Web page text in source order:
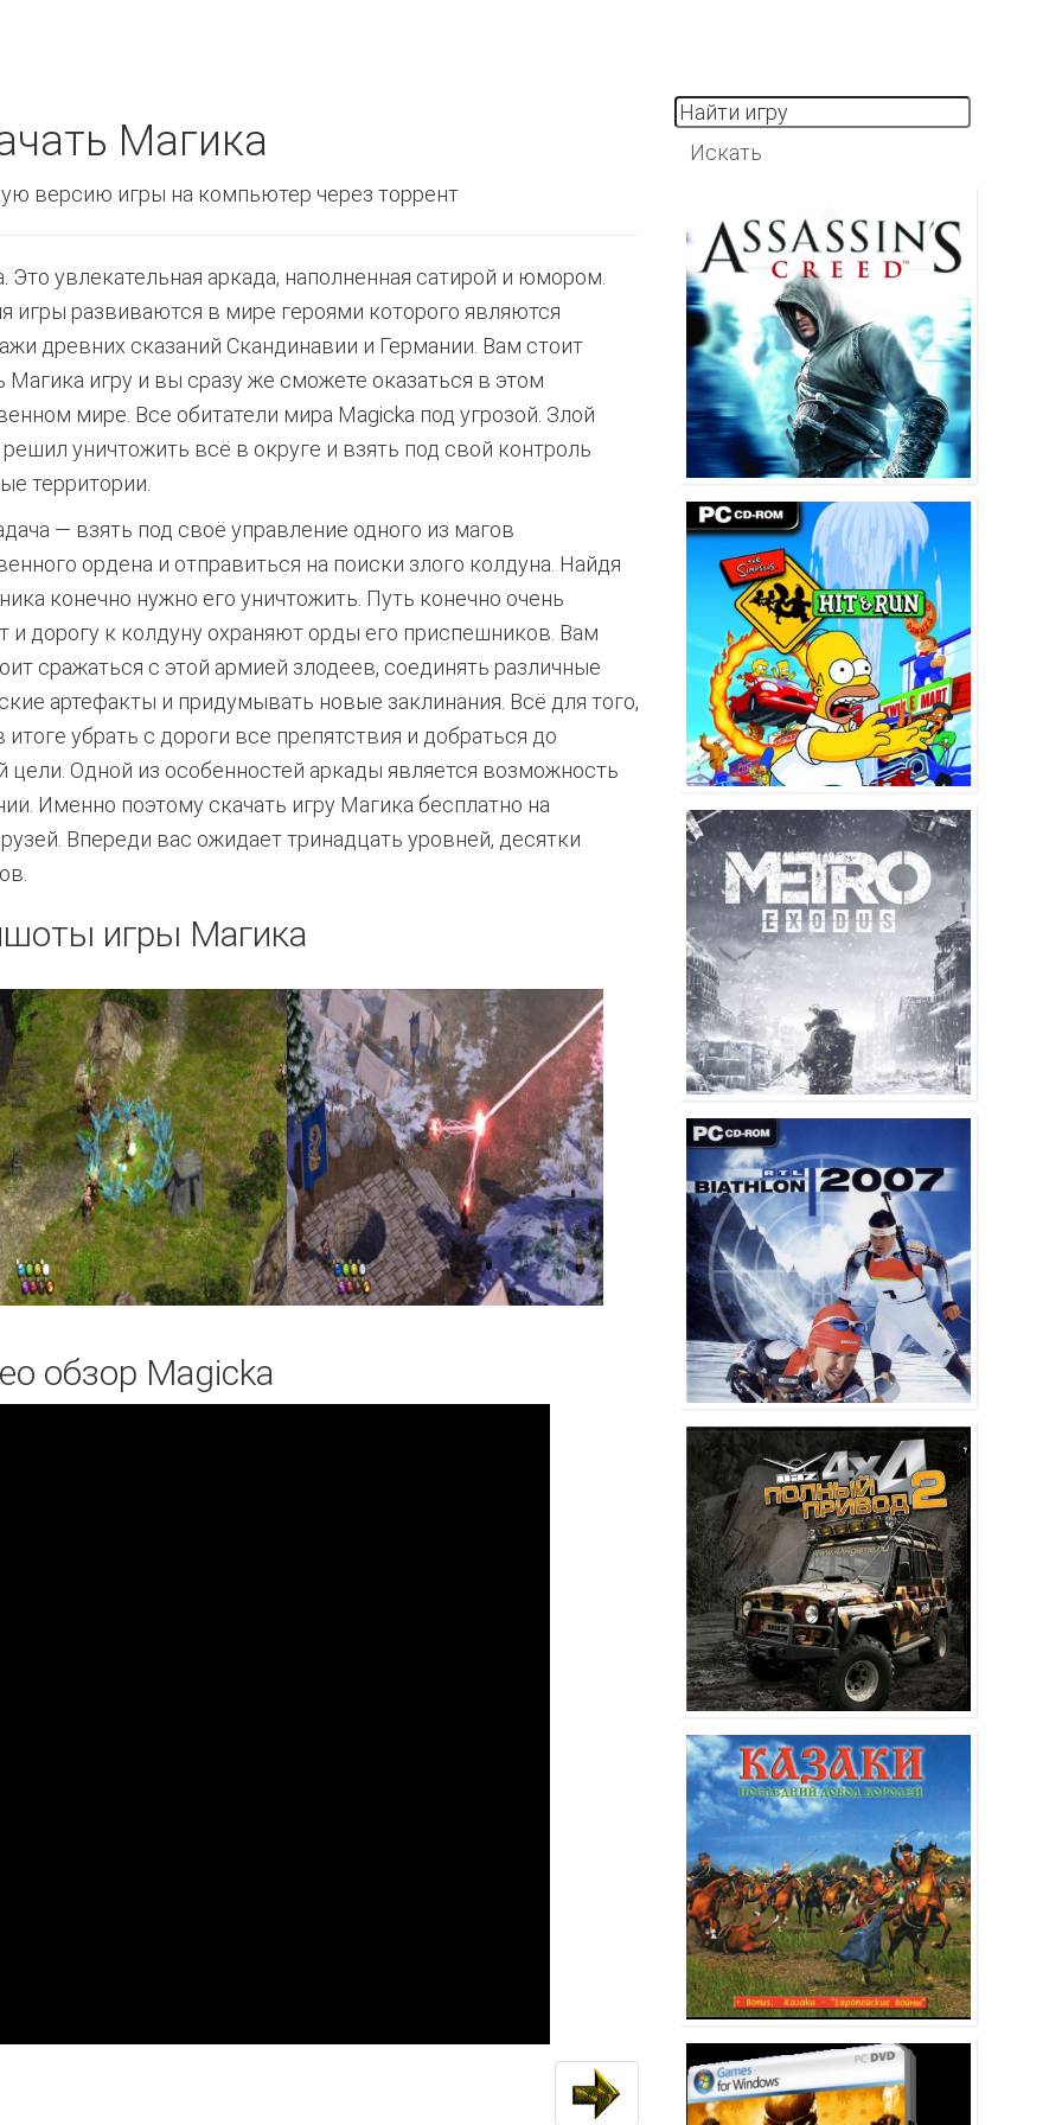
Магика
версию игры на компьютер через торрент
Это увлекательная аркада, наполненная сатирой и юмором.
игры развиваются в мире героями которого являются
древних сказаний Скандинавии и Германии. Вам стоит
Магика игру и вы сразу же сможете оказаться в этом
мире. Все обитатели мира Magicka под угрозой. Злой
уничтожить всё в округе и взять под свой контроль
территории.
— взять под своё управление одного из магов
ордена и отправиться на поиски злого колдуна. Найдя
конечно нужно его уничтожить. Путь конечно очень
и дорогу к колдуну охраняют орды его приспешников. Вам
сражаться с этой армией злодеев, соединять различные
артефакты и придумывать новые заклинания. Всё для того,
итоге убрать с дороги все препятствия и добраться до
цели. Одной из особенностей аркады является возможность
Именно поэтому скачать игру Магика бесплатно на
Впереди вас ожидает тринадцать уровней, десятки
игры Магика
обзор Magicka